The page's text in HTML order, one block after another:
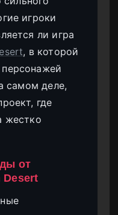
игроки
ли игра
, в которой
самом деле,
где
жестко
от
Desert